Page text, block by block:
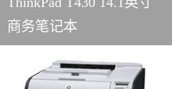
商务笔记本